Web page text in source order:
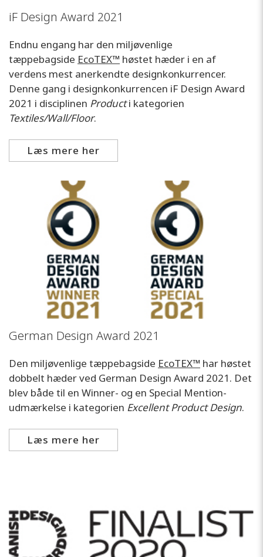
iF Design Award 2021
Endnu engang har den miljøvenlige
tæppebagside EcoTEX™ høstet hæder i en af
verdens mest anerkendte designkonkurrencer.
Denne gang i designkonkurrencen iF Design Award
2021 i disciplinen Producti kategorien
Textiles/Wall/Floor.
Læs mere her
German Design Award 2021
Den miljøvenlige tæppebagside EcoTEX™ har høstet
dobbelt hæder ved German Design Award 2021. Det
blev både til en Winner- og en Special Mention-
udmærkelse i kategorien Excellent Product Design.
Læs mere her